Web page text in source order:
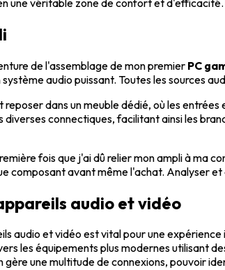
de l'assemblage de mon premier PC
audio puissant. Toutes les sources
dans un meuble dédié, où les
connectiques, facilitant ainsi les
fois que j'ai dû relier mon ampli à
composant avant même l'achat. Analyser
audio et vidéo
audio et vidéo est vital pour une
les équipements plus modernes utilisant
une multitude de connexions, pouvoir